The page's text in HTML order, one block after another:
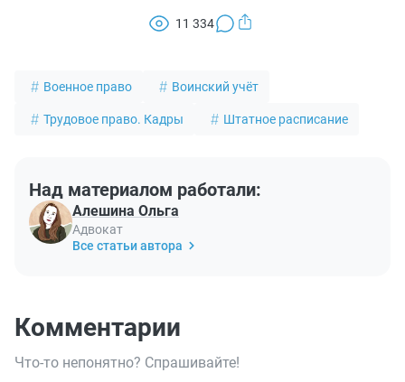
11 334
Военное право Воинский учёт
Трудовое право. Кадры Штатное расписание
Над материалом работали:
Алешина Ольга
Адвокат
Все статьи автора
Комментарии
Что-то непонятно? Спрашивайте!